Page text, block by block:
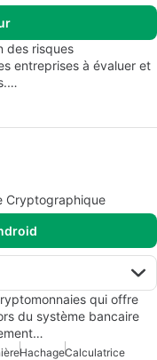
des risques
entreprises à évaluer et
Cryptographique
qui offre
du système bancaire
HachageCalculatrice